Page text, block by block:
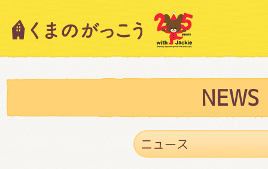
NEWS
キャラクター紹介
スタッフブログ